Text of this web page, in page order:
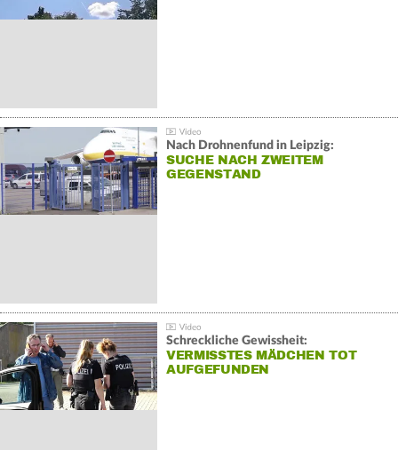
Nach Drohnenfund in Leipzig:
SUCHE NACH ZWEITEM
GEGENSTAND
Schreckliche Gewissheit:
VERMISSTES MÄDCHEN TOT
AUFGEFUNDEN